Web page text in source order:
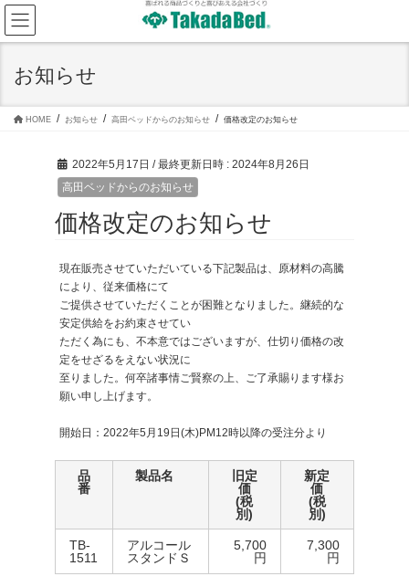
コ
テ
ン
ナ
ゲ
ー
お知らせ
HOME お知らせ 高田ベッドからのお知らせ 価格改定のお知らせ
2022年5月17日 / 最終更新日時 : 2024年8月26日
高田ベッドからのお知らせ
価格改定のお知らせ
現在販売させていただいている下記製品は、原材料の高騰
により、従来価格にて
ご提供させていただくことが困難となりました。継続的な
安定供給をお約束させてい
ただく為にも、不本意ではございますが、仕切り価格の改
定をせざるをえない状況に
至りました。何卒諸事情ご賢察の上、ご了承賜ります様お
願い申し上げます。
開始日：2022年5月19日(木)PM12時以降の受注分より
品
番
製品名
旧定
価
(税
別)
新定
価
(税
別)
TB-
1511
アルコール
スタンドＳ
5,700
円
7,300
円